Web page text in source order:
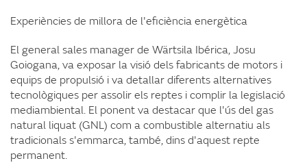
Experiències de millora de l'eficiència energètica
El general sales manager de Wärtsila Ibérica, Josu
Goiogana, va exposar la visió dels fabricants de motors i
equips de propulsió i va detallar diferents alternatives
tecnològiques per assolir els reptes i complir la legislació
mediambiental. El ponent va destacar que l'ús del gas
natural liquat (GNL) com a combustible alternatiu als
tradicionals s'emmarca, també, dins d'aquest repte
permanent.